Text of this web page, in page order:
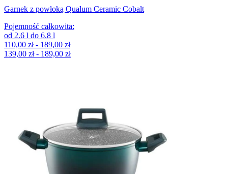
Garnek z powłoką Qualum Ceramic Cobalt
Pojemność całkowita:
od 2.6 l do 6.8 l
110,00 zł - 189,00 zł
139,00 zł - 189,00 zł